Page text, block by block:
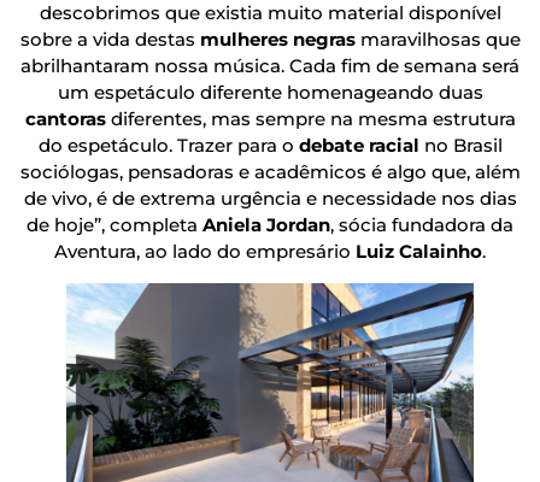
descobrimos que existia muito material disponível
sobre a vida destas mulheres negrasmaravilhosas que
abrilhantaram nossa música. Cada fim de semana será
um espetáculo diferente homenageando duas
cantoras diferentes, mas sempre na mesma estrutura
do espetáculo. Trazer para o debate racial no Brasil
sociólogas, pensadoras e acadêmicos é algo que, além
de vivo, é de extrema urgência e necessidade nos dias
de hoje”, completa Aniela Jordan, sócia fundadora da
Aventura, ao lado do empresário Luiz Calainho.